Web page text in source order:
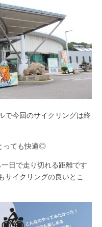
で今回のサイクリングは終
っても快適◎
日で走り切れる距離です
サイクリングの良いとこ